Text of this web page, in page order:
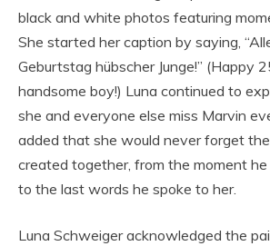
black and white photos featuring
She started her caption by saying,
Geburtstag hübscher Junge!” (Happy
handsome boy!) Luna continued to
she and everyone else miss Marvin
added that she would never forget
created together, from the moment
to the last words he spoke to her.
Luna Schweiger acknowledged the